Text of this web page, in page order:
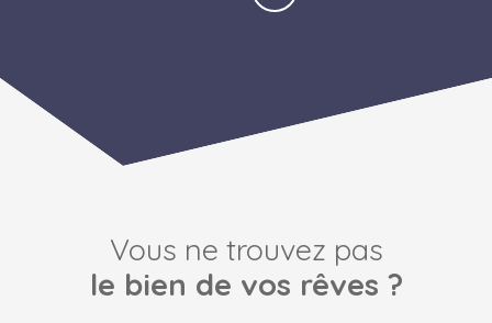
Vous ne trouvez pas
le bien de vos rêves ?